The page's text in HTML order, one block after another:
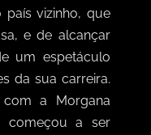
vizinho, que
e de alcançar
um espetáculo
da sua carreira.
com a Morgana
começou a ser